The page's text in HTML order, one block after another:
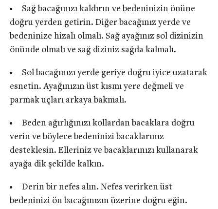
Sağ bacağınızı kaldırın ve bedeninizin önüne
doğru yerden getirin. Diğer bacağınız yerde ve
bedeninize hizalı olmalı. Sağ ayağınız sol dizinizin
önünde olmalı ve sağ diziniz sağda kalmalı.
Sol bacağınızı yerde geriye doğru iyice uzatarak
esnetin. Ayağınızın üst kısmı yere değmeli ve
parmak uçları arkaya bakmalı.
Beden ağırlığınızı kollardan bacaklara doğru
verin ve böylece bedeninizi bacaklarınız
desteklesin. Elleriniz ve bacaklarınızı kullanarak
ayağa dik şekilde kalkın.
Derin bir nefes alın. Nefes verirken üst
bedeninizi ön bacağınızın üzerine doğru eğin.